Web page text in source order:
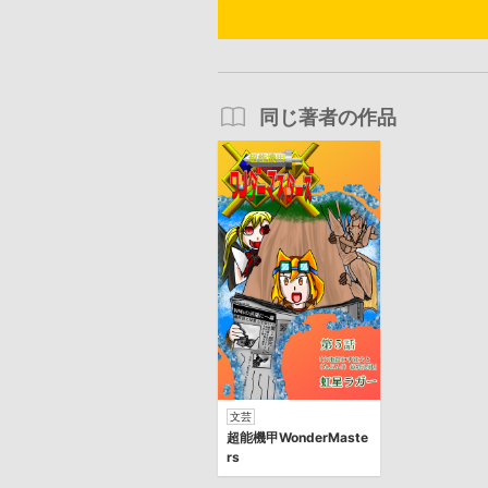
同じ著者の作品
文芸
超能機甲WonderMaste
rs